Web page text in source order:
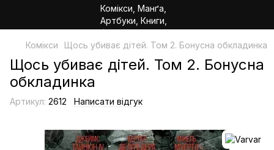
Комікси Щось убиває дітей. Том 2. Бонусна обкладинка
Щось убиває дітей. Том 2. Бонусна
обкладинка
Артикул: 2612 Написати відгук